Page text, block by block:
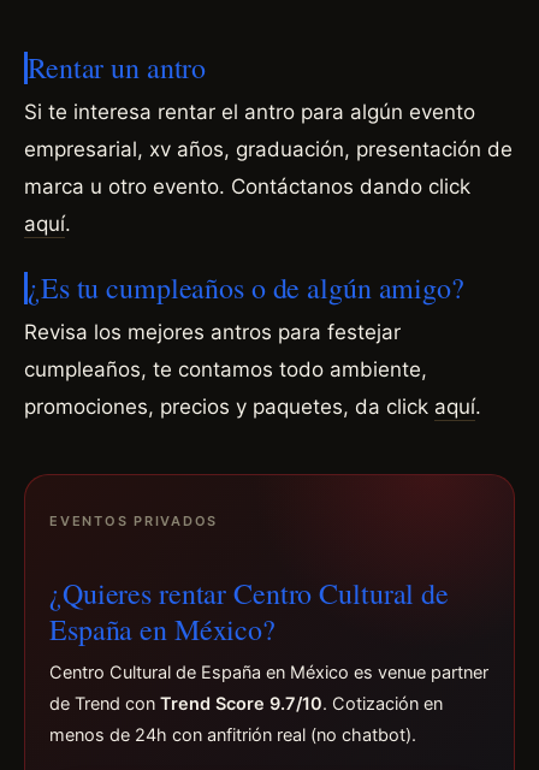
Rentar un antro
Si te interesa rentar el antro para algún evento
empresarial, xv años, graduación, presentación de
marca u otro evento. Contáctanos dando click
aquí.
¿Es tu cumpleaños o de algún amigo?
Revisa los mejores antros para festejar
cumpleaños, te contamos todo ambiente,
promociones, precios y paquetes, da click aquí.
EVENTOS PRIVADOS
¿Quieres rentar Centro Cultural de
España en México?
Centro Cultural de España en México es venue partner
de Trend con Trend Score 9.7/10. Cotización en
menos de 24h con anfitrión real (no chatbot).